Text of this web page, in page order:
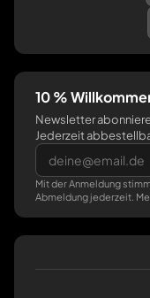
10 %
Newsletter
Jederzeit
Mit der Anmeldung
Abmeldung jederzeit.